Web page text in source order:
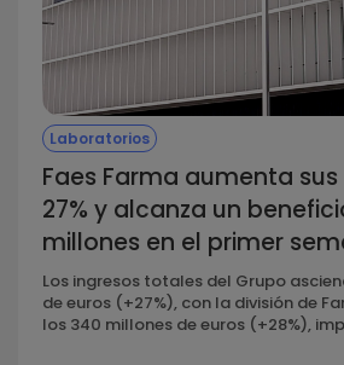
Laboratorios
Faes Farma aumenta
27% y alcanza un
millones en el primer
Los ingresos totales del Grupo
de euros (+27%), con la división de
los 340 millones de euros (+28%),